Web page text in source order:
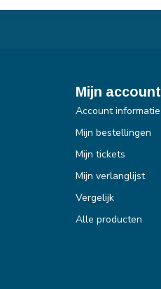
Mijn account
Account informatie
Mijn bestellingen
Mijn tickets
Mijn verlanglijst
Vergelijk
Alle producten